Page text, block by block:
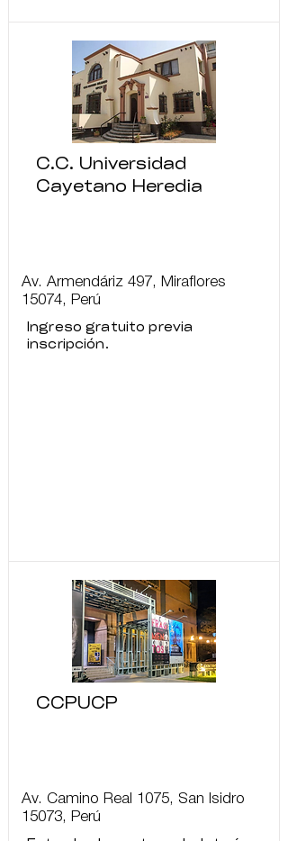
C.C. Universidad
Cayetano Heredia
Av. Armendáriz 497, Miraflores
15074, Perú
Ingreso gratuito previa
inscripción.
CCPUCP
Av. Camino Real 1075, San Isidro
15073, Perú